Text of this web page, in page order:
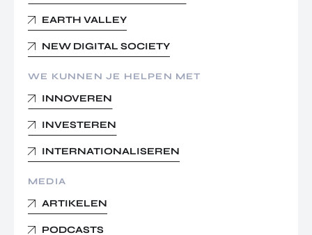
EARTH VALLEY
NEW DIGITAL SOCIETY
WE KUNNEN JE HELPEN MET
INNOVEREN
INVESTEREN
INTERNATIONALISEREN
MEDIA
ARTIKELEN
PODCASTS